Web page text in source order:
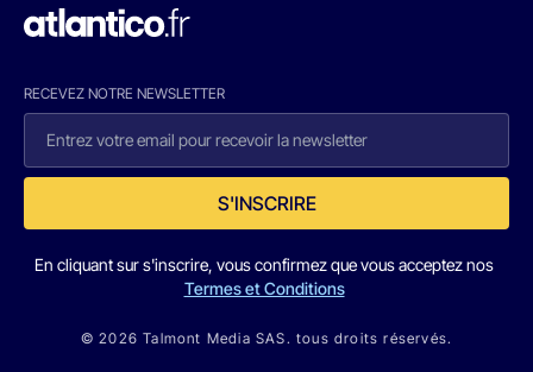
RECEVEZ NOTRE NEWSLETTER
S'INSCRIRE
En cliquant sur s'inscrire, vous confirmez que vous acceptez nos
Termes et Conditions
© 2026 Talmont Media SAS. tous droits réservés.